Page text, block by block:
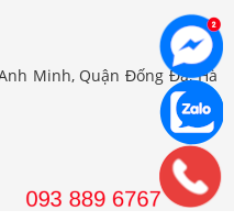
Minh, Quận Đống Đa, Hà